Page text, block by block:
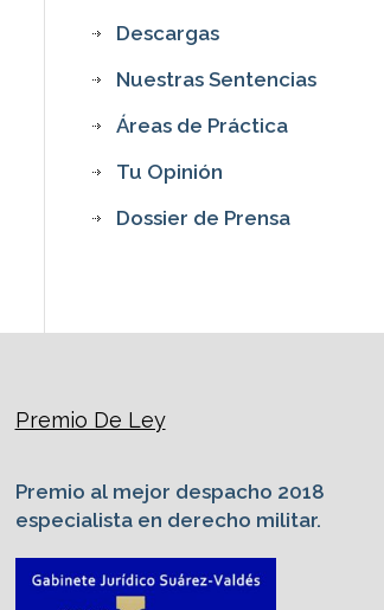
Descargas
Nuestras Sentencias
Áreas de Práctica
Tu Opinión
Dossier de Prensa
Premio De Ley
Premio al mejor despacho 2018
especialista en derecho militar.